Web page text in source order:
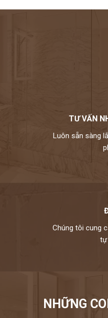
TƯ VẤN
Luôn sẵn sàng
Chúng tôi cung
tự
NHỮNG